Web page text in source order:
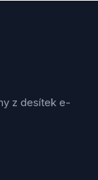
z desítek e-